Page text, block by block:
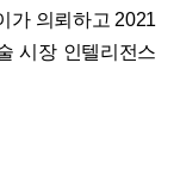
가 의뢰하고 2021
시장 인텔리전스